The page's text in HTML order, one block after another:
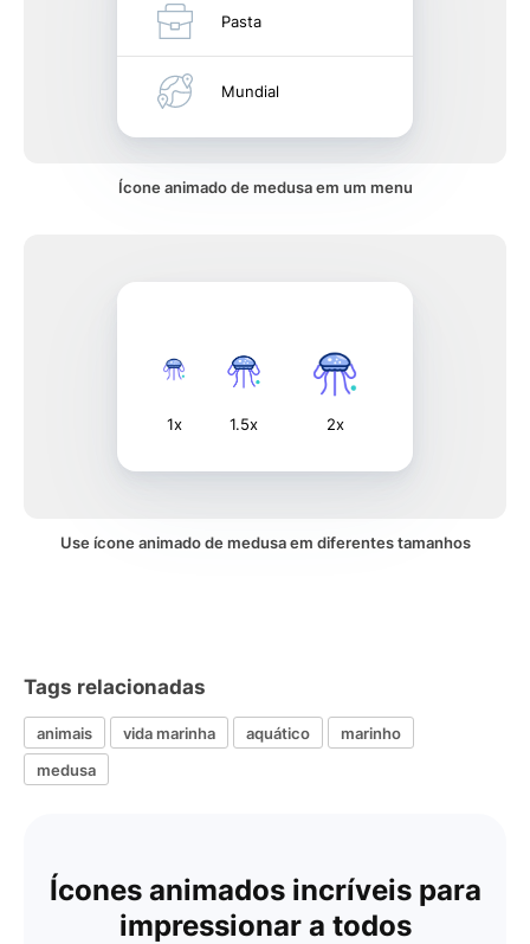
Pasta
Mundial
Ícone animado de medusa em um menu
1x 1.5x 2x
Use ícone animado de medusa em diferentes tamanhos
Tags relacionadas
animais vida marinha aquático
marinho
medusa
Ícones animados incríveis para
impressionar a todos